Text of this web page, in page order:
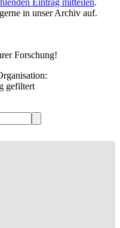
Eintrag mitteilen.
in unser Archiv auf.
Forschung!
gefiltert